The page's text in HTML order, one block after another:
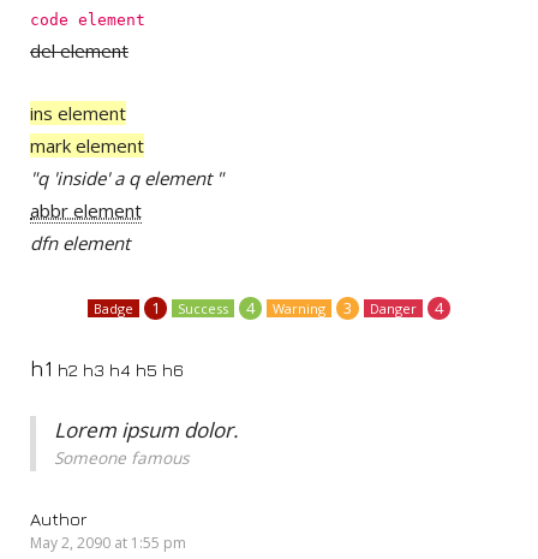
code element
del element
ins element
mark element
q insidea q element
abbr element
dfn element
Badge 1 Success 4 Warning 3 Danger 4
h1 h2 h3 h4 h5 h6
Lorem ipsum dolor.
Someone famous
Author
May 2, 2090 at 1:55 pm